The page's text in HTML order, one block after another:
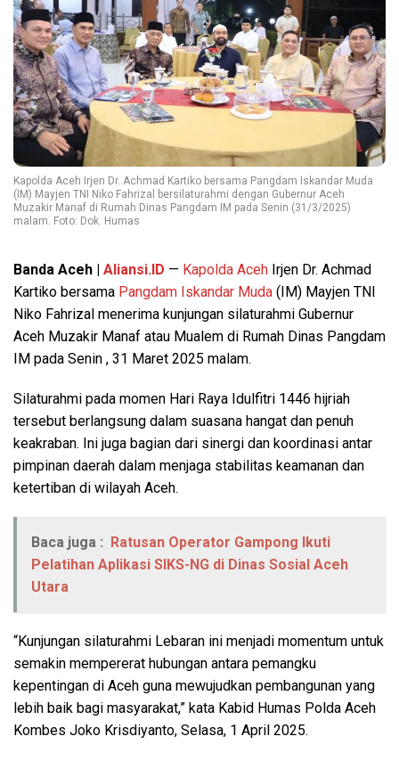
Kapolda Aceh Irjen Dr. Achmad Kartiko bersama Pangdam Iskandar Muda
(IM) Mayjen TNI Niko Fahrizal bersilaturahmi dengan Gubernur Aceh
Muzakir Manaf di Rumah Dinas Pangdam IM pada Senin (31/3/2025)
malam. Foto: Dok. Humas
Banda Aceh | Aliansi.ID — Kapolda Aceh Irjen Dr. Achmad
Kartiko bersama Pangdam Iskandar Muda (IM) Mayjen TNI
Niko Fahrizal menerima kunjungan silaturahmi Gubernur
Aceh Muzakir Manaf atau Mualem di Rumah Dinas Pangdam
IM pada Senin , 31 Maret 2025 malam.
Silaturahmi pada momen Hari Raya Idulfitri 1446 hijriah
tersebut berlangsung dalam suasana hangat dan penuh
keakraban. Ini juga bagian dari sinergi dan koordinasi antar
pimpinan daerah dalam menjaga stabilitas keamanan dan
ketertiban di wilayah Aceh.
Baca juga :
Ratusan Operator Gampong Ikuti
Pelatihan Aplikasi SIKS-NG di Dinas Sosial Aceh
Utara
“Kunjungan silaturahmi Lebaran ini menjadi momentum untuk
semakin mempererat hubungan antara pemangku
kepentingan di Aceh guna mewujudkan pembangunan yang
lebih baik bagi masyarakat,” kata Kabid Humas Polda Aceh
Kombes Joko Krisdiyanto, Selasa, 1 April 2025.